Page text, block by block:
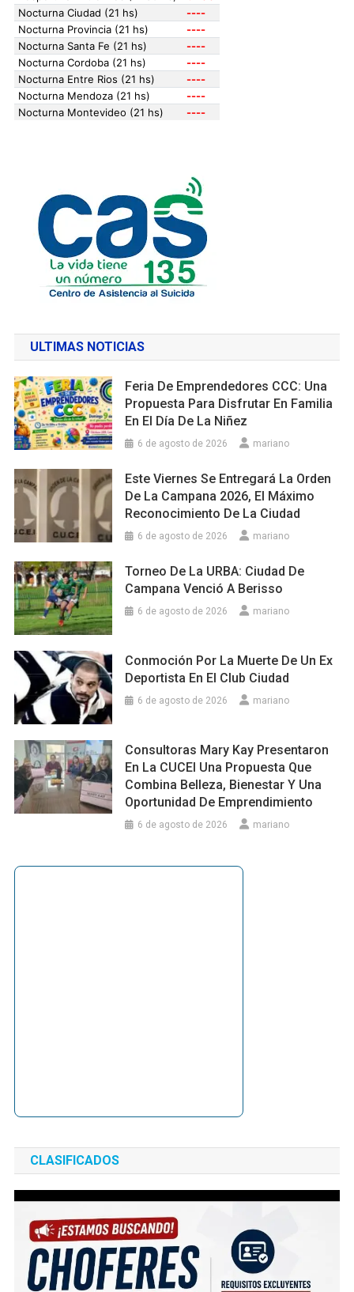
ULTIMAS NOTICIAS
Feria De Emprendedores CCC: Una
Propuesta Para Disfrutar En Familia
En El Día De La Niñez
6 de agosto de 2026 mariano
Este Viernes Se Entregará La Orden
De La Campana 2026, El Máximo
Reconocimiento De La Ciudad
6 de agosto de 2026 mariano
Torneo De La URBA: Ciudad De
Campana Venció A Berisso
6 de agosto de 2026 mariano
Conmoción Por La Muerte De Un Ex
Deportista En El Club Ciudad
6 de agosto de 2026 mariano
Consultoras Mary Kay Presentaron
En La CUCEI Una Propuesta Que
Combina Belleza, Bienestar Y Una
Oportunidad De Emprendimiento
6 de agosto de 2026 mariano
CLASIFICADOS